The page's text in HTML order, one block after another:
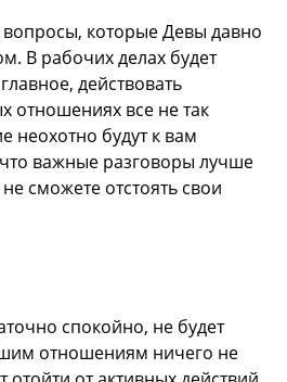
которые Девы давно
В рабочих делах будет
действовать
отношениях все не так
будут к вам
важные разговоры лучше
сможете отстоять свои
спокойно, не будет
отношениям ничего не